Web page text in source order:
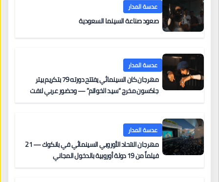
عدسة المدار
صعود صناعة السينما السعودية
عدسة المدار
مهرجان كان السينمائي يفتتح دورته 79 بتكريم بيتر
جاكسون مخرج “سيد الخواتم” — وحضور عربي لافت
عدسة المدار
مهرجان الاتحاد الأوروبي السينمائي في بانكوك — 21
فيلماً من 19 دولة أوروبية بالدخول المجاني